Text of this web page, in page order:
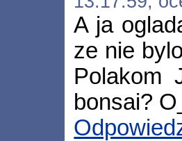
A ja
ze nie
Polakom
bonsai?